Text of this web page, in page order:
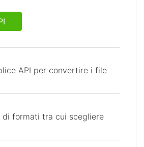
API per convertire i file
di formati tra cui scegliere